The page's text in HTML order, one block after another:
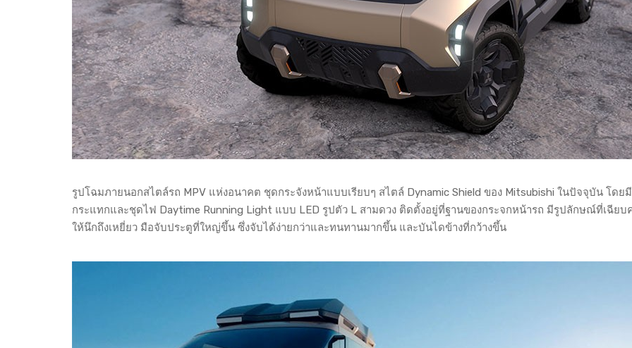
รูปโฉมภายนอกสไตล์รถ MPV แห่งอนาคต ชุดกระจังหน้าแบบเรียบๆ สไตล์ Dynamic Shield ของ Mitsubishi ในปัจจุบัน โดย
กระแทกและชุดไฟ Daytime Running Light แบบ LED รูปตัว L สามดวง ติดตั้งอยู่ที่ฐานของกระจกหน้ารถ มีรูปลักษณ์ที่เฉียบ
ให้นึกถึงเหยี่ยว มือจับประตูที่ใหญ่ขึ้น ซึ่งจับได้ง่ายกว่าและทนทานมากขึ้น และบันไดข้างที่กว้างขึ้น